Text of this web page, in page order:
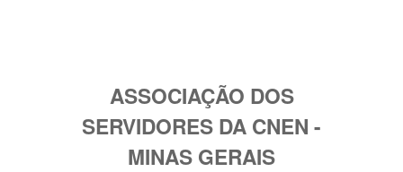
ASSOCIAÇÃO DOS
SERVIDORES DA CNEN -
MINAS GERAIS